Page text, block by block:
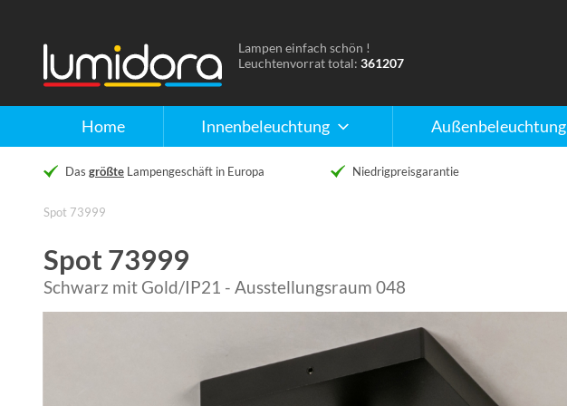
Home Innenbeleuchtung Außenbeleuchtung
Naar
de
Lampen einfach schön !
Leuchtenvorrat total: 361207
Das größte Lampengeschäft in Europa Niedrigpreisgarantie
Spot 73999
Spot 73999
Schwarz mit Gold/IP21 - Ausstellungsraum 048